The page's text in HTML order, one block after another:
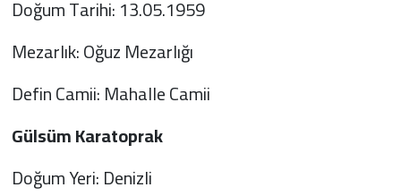
Doğum Tarihi: 13.05.1959
Mezarlık: Oğuz Mezarlığı
Defin Camii: Mahalle Camii
Gülsüm Karatoprak
Doğum Yeri: Denizli